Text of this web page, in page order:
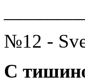
№12 -
С